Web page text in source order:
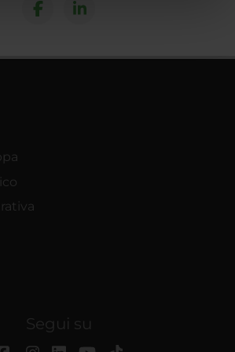
occupano di analisi dei dati web,
dei loro servizi.
Segui su